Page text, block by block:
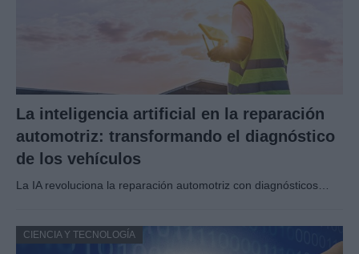
La inteligencia artificial en la reparación
automotriz: transformando el diagnóstico
de los vehículos
La IA revoluciona la reparación automotriz con diagnósticos…
CIENCIA Y TECNOLOGÍA